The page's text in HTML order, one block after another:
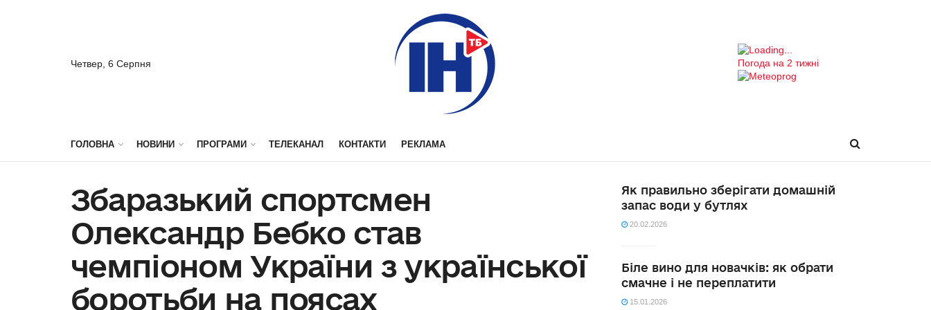
Четвер, 6 Серпня Погода на 2 тижні
ГОЛОВНА НОВИНИ ПРОГРАМИ ТЕЛЕКАНАЛ КОНТАКТИ РЕКЛАМА
Збаразький спортсмен
Олександр Бебко став
чемпіоном України з української
боротьби на поясах
Як правильно зберігати домашній
запас води у бутлях
20.02.2026
Біле вино для новачків: як обрати
смачне і не переплатити
15.01.2026